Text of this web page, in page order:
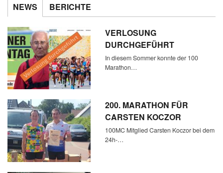
NEWS BERICHTE
VERLOSUNG
DURCHGEFÜHRT
In diesem Sommer konnte der 100
Marathon…
200. MARATHON FÜR
CARSTEN KOCZOR
100MC Mitglied Carsten Koczor bei dem
24h-…